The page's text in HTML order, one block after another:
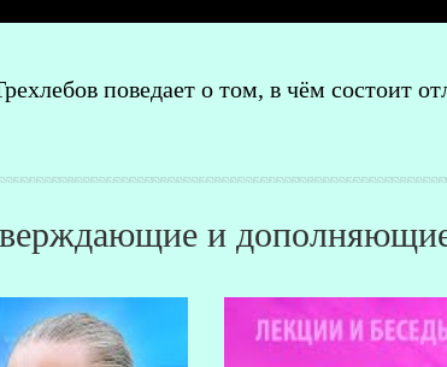
поведает о том, в чём состоит
и дополняющие